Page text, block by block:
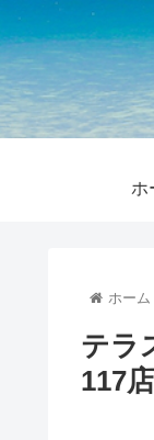
ホ
ホーム
テラ
117店